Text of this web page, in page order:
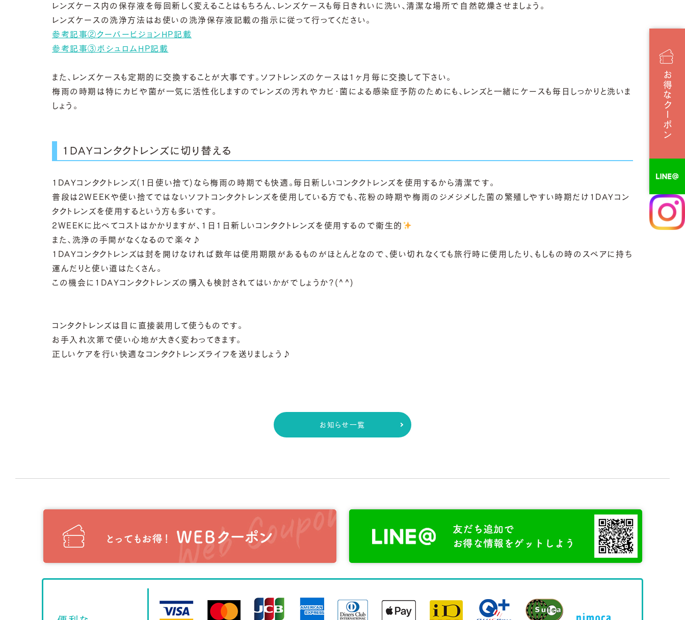
レンズケース内の保存液を毎回新しく変えることはもちろん、レンズケースも毎日きれいに洗い、清潔な場所で自然乾燥させましょう。
レンズケースの洗浄方法はお使いの洗浄保存液記載の指示に従って行ってください。
参考記事②クーパービジョンHP記載
参考記事③ボシュロムHP記載
また、レンズケースも定期的に交換することが大事です。 ソフトレンズのケースは1ヶ月毎に交換して下さい。
梅雨の時期は特にカビや菌が一気に活性化しますのでレンズの汚れやカビ・菌による感染症予防のためにも、レンズと一緒にケースも毎日しっかりと洗いま
しょう。
1DAYコンタクトレンズに切り替える
1DAYコンタクトレンズ(1日使い捨て)なら梅雨の時期でも快適。毎日新しいコンタクトレンズを使用するから清潔です。
普段は2WEEKや使い捨てではないソフトコンタクトレンズを使用している方でも、花粉の時期や梅雨のジメジメした菌の繁殖しやすい時期だけ1ＤＡＹコン
タクトレンズを使用するという方も多いです。
2ＷＥＥＫに比べてコストはかかりますが、1日1日新しいコンタクトレンズを使用するので衛生的
また、洗浄の手間がなくなるので楽々♪
1ＤＡＹコンタクトレンズは封を開けなければ数年は使用期限があるものがほとんどなので、使い切れなくても旅行時に使用したり、もしもの時のスペアに持ち
運んだりと使い道はたくさん。
この機会に1ＤＡＹコンタクトレンズの購入も検討されてはいかがでしょうか?(^^)
コンタクトレンズは目に直接装用して使うものです。
お手入れ次第で使い心地が大きく変わってきます。
正しいケアを行い快適なコンタクトレンズライフを送りましょう♪
お知らせ一覧
お得なクーポン